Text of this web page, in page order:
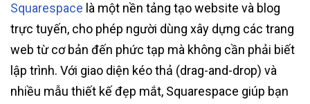
Squarespace là một nền tảng tạo website và blog
trực tuyến, cho phép người dùng xây dựng các trang
web từ cơ bản đến phức tạp mà không cần phải biết
lập trình. Với giao diện kéo thả (drag-and-drop) và
nhiều mẫu thiết kế đẹp mắt, Squarespace giúp bạn